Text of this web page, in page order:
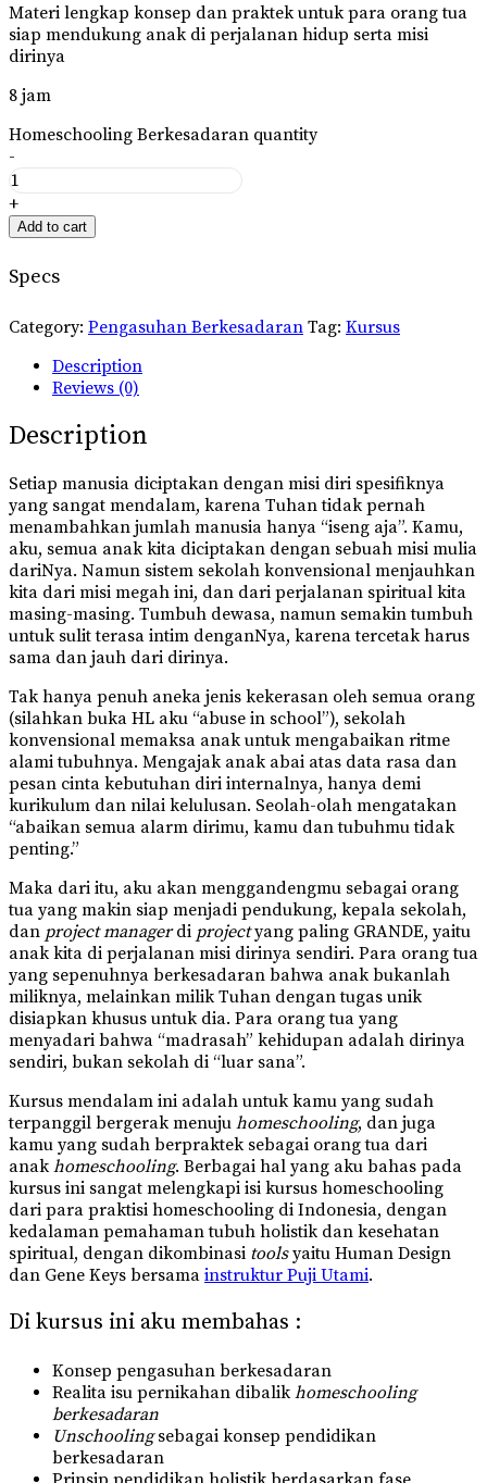
Materi lengkap konsep dan praktek untuk para orang tua
siap mendukung anak di perjalanan hidup serta misi
dirinya
8 jam
Homeschooling Berkesadaran quantity
-
+
Add to cart
Specs
Category: Pengasuhan Berkesadaran Tag: Kursus
Description
Reviews (0)
Description
Setiap manusia diciptakan dengan misi diri spesifiknya
yang sangat mendalam, karena Tuhan tidak pernah
menambahkan jumlah manusia hanya “iseng aja”. Kamu,
aku, semua anak kita diciptakan dengan sebuah misi mulia
dariNya. Namun sistem sekolah konvensional menjauhkan
kita dari misi megah ini, dan dari perjalanan spiritual kita
masing-masing. Tumbuh dewasa, namun semakin tumbuh
untuk sulit terasa intim denganNya, karena tercetak harus
sama dan jauh dari dirinya.
Tak hanya penuh aneka jenis kekerasan oleh semua orang
(silahkan buka HL aku “abuse in school”), sekolah
konvensional memaksa anak untuk mengabaikan ritme
alami tubuhnya. Mengajak anak abai atas data rasa dan
pesan cinta kebutuhan diri internalnya, hanya demi
kurikulum dan nilai kelulusan. Seolah-olah mengatakan
“abaikan semua alarm dirimu, kamu dan tubuhmu tidak
penting.”
Maka dari itu, aku akan menggandengmu sebagai orang
tua yang makin siap menjadi pendukung, kepala sekolah,
dan project managerdi projectyang paling GRANDE, yaitu
anak kita di perjalanan misi dirinya sendiri. Para orang tua
yang sepenuhnya berkesadaran bahwa anak bukanlah
miliknya, melainkan milik Tuhan dengan tugas unik
disiapkan khusus untuk dia. Para orang tua yang
menyadari bahwa “madrasah” kehidupan adalah dirinya
sendiri, bukan sekolah di “luar sana”.
Kursus mendalam ini adalah untuk kamu yang sudah
terpanggil bergerak menuju homeschooling, dan juga
kamu yang sudah berpraktek sebagai orang tua dari
anakhomeschooling. Berbagai hal yang aku bahas pada
kursus ini sangat melengkapi isi kursus homeschooling
dari para praktisi homeschooling di Indonesia, dengan
kedalaman pemahaman tubuh holistik dan kesehatan
spiritual, dengan dikombinasi toolsyaitu Human Design
dan Gene Keys bersama instruktur Puji Utami.
Di kursus ini aku membahas :
Konsep pengasuhan berkesadaran
Realita isu pernikahan dibalikhomeschooling
berkesadaran
Unschoolingsebagai konsep pendidikan
berkesadaran